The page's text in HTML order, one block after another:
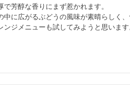
で芳醇な香りにまず惹かれます。
中に広がるぶどうの風味が素晴らしく
ンジメニューも試してみようと思います